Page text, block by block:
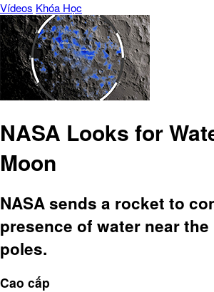
Vídeos Khóa Học
NASA Looks for
Moon
NASA sends a rocket to
presence of water near
poles.
Cao cấp